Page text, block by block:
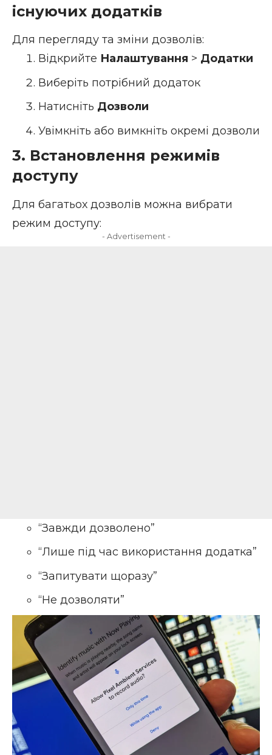
існуючих додатків
Для перегляду та зміни дозволів:
Відкрийте Налаштування > Додатки
Виберіть потрібний додаток
Натисніть Дозволи
Увімкніть або вимкніть окремі дозволи
3. Встановлення режимів
доступу
Для багатьох дозволів можна вибрати
режим доступу:
- Advertisement -
“Завжди дозволено”
“Лише під час використання додатка”
“Запитувати щоразу”
“Не дозволяти”